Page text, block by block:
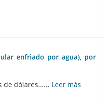
enfriado por agua), por
de dólares...... Leer más